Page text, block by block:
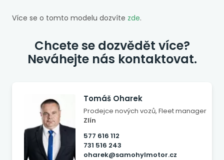
Více se o tomto modelu dozvíte zde.
Chcete se dozvědět více?
Neváhejte nás kontaktovat.
Tomáš Oharek
Prodejce nových vozů, Fleet manager
Zlín
577 616 112
731 516 243
oharek@samohylmotor.cz